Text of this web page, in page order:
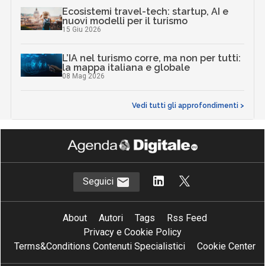
Ecosistemi travel-tech: startup, AI e
nuovi modelli per il turismo
15 Giu 2026
L’IA nel turismo corre, ma non per tutti:
la mappa italiana e globale
08 Mag 2026
Vedi tutti gli approfondimenti >
Seguici
About Autori Tags
Rss Feed
Privacy e Cookie Policy
Terms&Conditions Contenuti Specialistici
Cookie Center